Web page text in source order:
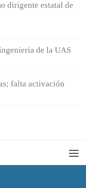
dirigente estatal de
de la UAS
falta activación